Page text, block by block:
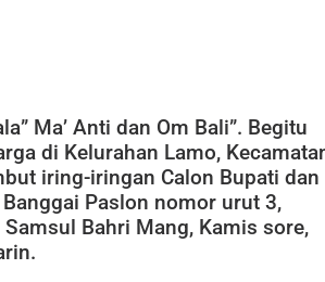
Ma’ Anti dan Om Bali”. Begitu
di Kelurahan Lamo,
iring-iringan Calon Bupati dan
Paslon nomor urut 3,
Bahri Mang, Kamis sore,